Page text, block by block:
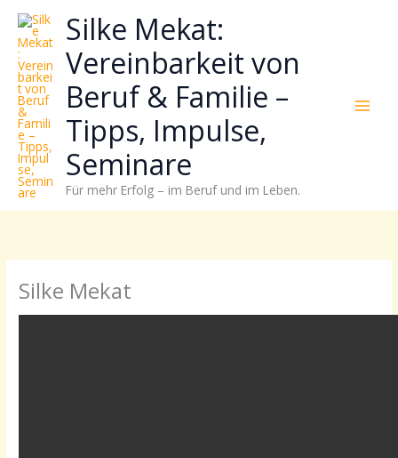
Zum
Inhalt
springen
Silke Mekat:
Vereinbarkeit von
Beruf & Familie –
Tipps, Impulse,
Seminare
Für mehr Erfolg – im Beruf und im Leben.
Silke Mekat
wie
sich
Stress
reduzieren
Energie
gezielter
einsetzen
lässt?
Einfach